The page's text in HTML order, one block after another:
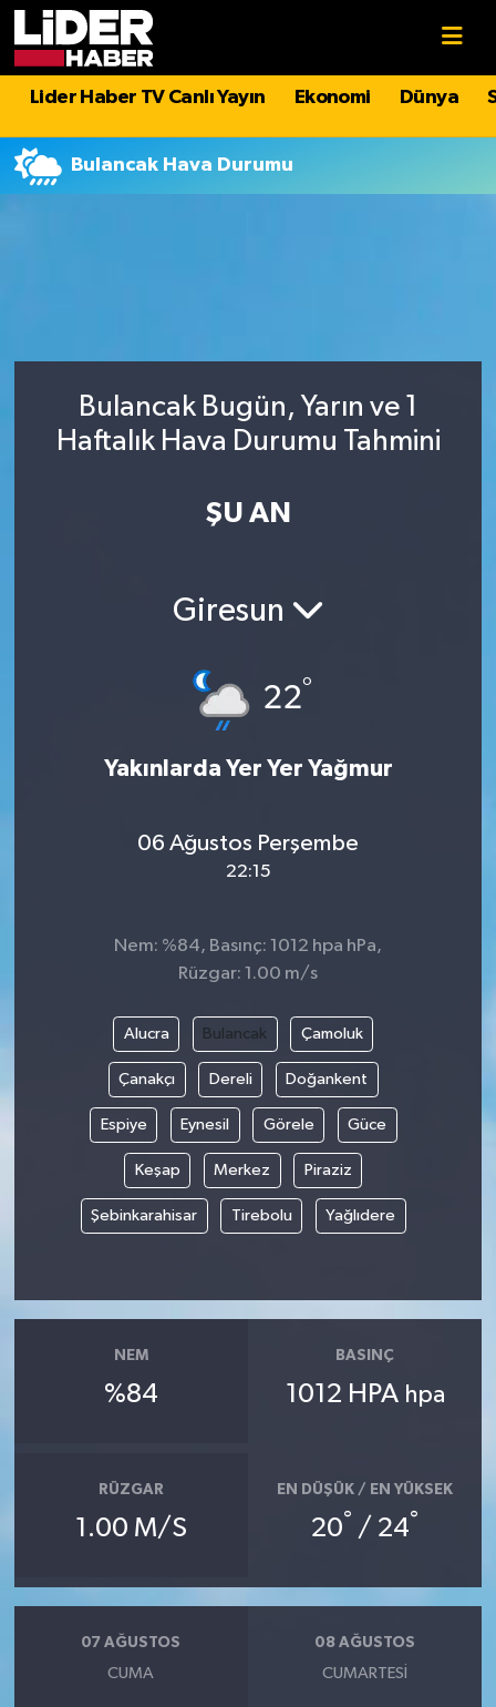
Lider Haber TV Canlı Yayın Ekonomi Dünya
Bulancak Hava Durumu
Bulancak Bugün, Yarın ve 1
Haftalık Hava Durumu Tahmini
ŞU AN
Giresun
22°
Yakınlarda Yer Yer Yağmur
06 Ağustos Perşembe
22:15
Nem: %84, Basınç: 1012 hpa hPa,
Rüzgar: 1.00 m/s
Alucra Bulancak Çamoluk
Çanakçı Dereli Doğankent
Espiye Eynesil Görele Güce
Keşap Merkez Piraziz
Şebinkarahisar Tirebolu Yağlıdere
NEM
%84
BASINÇ
1012 HPA hpa
RÜZGAR
1.00 M/S
EN DÜŞÜK / EN YÜKSEK
20° / 24°
07 AĞUSTOS
CUMA
08 AĞUSTOS
CUMARTESI
Politika
Asayiş
Spor
Hava Durumu
İstanbul Namaz Vakitleri
Tüm Manşetler
Son Dakika Haberleri